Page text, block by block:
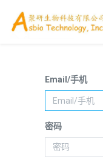
Email/手机
密码